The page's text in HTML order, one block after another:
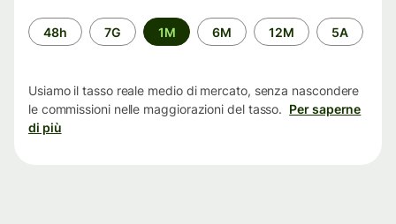
Periodo
di
48h 7G 1M 6M 12M 5A
Usiamo il tasso reale medio di mercato, senza nascondere
le commissioni nelle maggiorazioni del tasso. Per saperne
di più